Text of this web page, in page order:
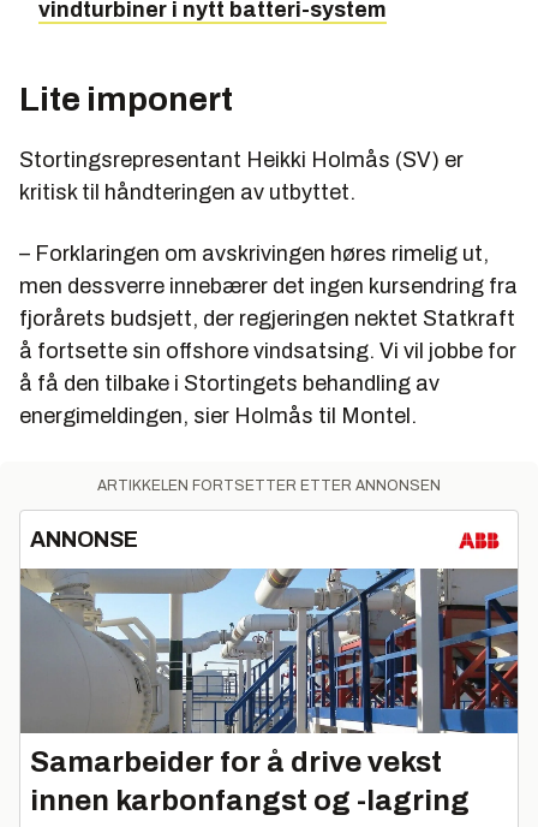
vindturbiner i nytt batteri-system
Lite imponert
Stortingsrepresentant Heikki Holmås (SV) er
kritisk til håndteringen av utbyttet.
– Forklaringen om avskrivingen høres rimelig ut,
men dessverre innebærer det ingen kursendring fra
fjorårets budsjett, der regjeringen nektet Statkraft
å fortsette sin offshore vindsatsing. Vi vil jobbe for
å få den tilbake i Stortingets behandling av
energimeldingen, sier Holmås til Montel.
ARTIKKELEN FORTSETTER ETTER ANNONSEN
ANNONSE
Samarbeider for å drive vekst
innen karbonfangst og -lagring